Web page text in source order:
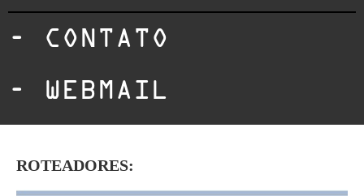
- CONTATO
- WEBMAIL
ROTEADORES: